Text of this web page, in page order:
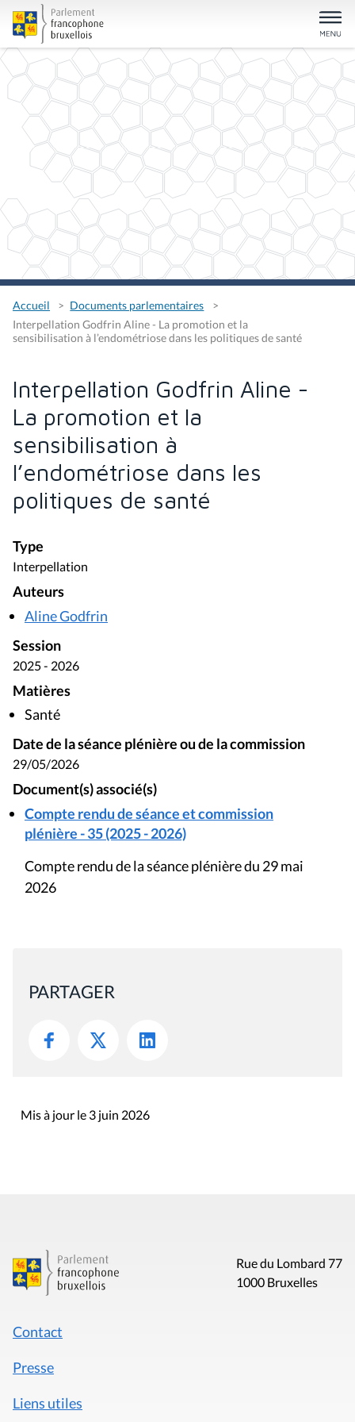
Accueil
Documents parlementaires
Interpellation Godfrin Aline - La promotion et la
sensibilisation à l’endométriose dans les politiques de santé
Interpellation Godfrin Aline -
La promotion et la
sensibilisation à
l’endométriose dans les
politiques de santé
Type
Interpellation
Auteurs
Aline Godfrin
Session
2025 - 2026
Matières
Santé
Date de la séance plénière ou de la commission
29/05/2026
Document(s) associé(s)
Compte rendu de séance et commission
plénière - 35 (2025 - 2026)
Compte rendu de la séance plénière du 29 mai
2026
PARTAGER
Mis à jour le 3 juin 2026
Rue du Lombard 77
1000 Bruxelles
Contact
Presse
Liens utiles